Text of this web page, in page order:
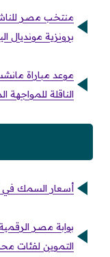
منتخب مصر
برونزية مونديال
موعد مباراة
الناقلة للمواجهة
أسعار السمك في
بوابة مصر
التموين لفئات